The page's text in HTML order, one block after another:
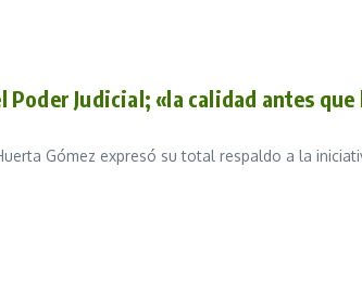
Judicial; «la calidad antes que
Gómez expresó su total respaldo a la